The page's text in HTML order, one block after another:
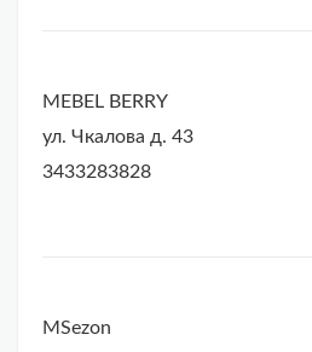
MEBEL BERRY
ул. Чкалова д. 43
3433283828
MSezon